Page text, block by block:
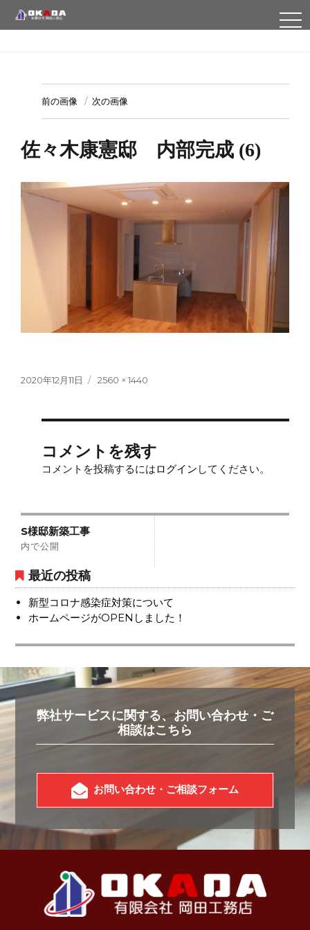
前の画像 次の画像
佐々木康憲邸 内部完成 (6)
投
2020年12月11日
フ
イ
2560 × 1440
コメントを残す
コメントを投稿するにはログイン してください。
投
稿
ナ
ビ
ゲ
ー
シ
ョ
ン
S様邸新築工事
内で公開
最近の投稿
新型コロナ感染症対策について
ホームページがOPENしました！
弊社サービスに関する、お問い合わせ・ご
相談はこちら
お問い合わせ・ご相談フォーム